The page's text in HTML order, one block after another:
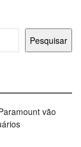
Pesquisar
vão